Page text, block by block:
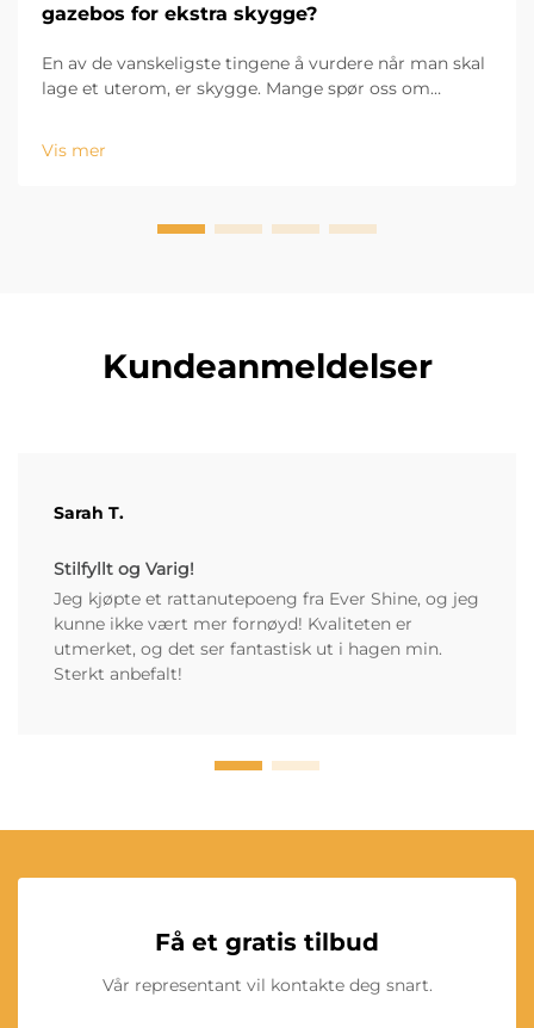
gazebos for ekstra skygge?
En av de vanskeligste tingene å vurdere når man skal
lage et uterom, er skygge. Mange spør oss om
gi enda mer skygge. Absolutt! Siden
uteplassparasoller er lette å flytte og justere, passer
Vis mer
Kundeanmeldelser
Sarah T.
Stilfyllt og Varig!
Jeg kjøpte et rattanutepoeng fra Ever Shine, og jeg
kunne ikke vært mer fornøyd! Kvaliteten er
utmerket, og det ser fantastisk ut i hagen min.
Sterkt anbefalt!
Få et gratis tilbud
Vår representant vil kontakte deg snart.